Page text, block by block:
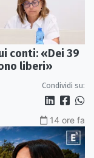
conti: «Dei 39
liberi»
Condividi su:
14 ore fa